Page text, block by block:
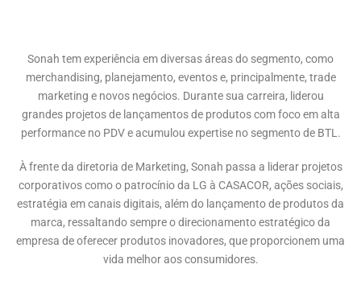
Sonah tem experiência em diversas áreas do segmento, como
merchandising, planejamento, eventos e, principalmente, trade
marketing e novos negócios. Durante sua carreira, liderou
grandes projetos de lançamentos de produtos com foco em alta
performance no PDV e acumulou expertise no segmento de BTL.
À frente da diretoria de Marketing, Sonah passa a liderar projetos
corporativos como o patrocínio da LG à CASACOR, ações sociais,
estratégia em canais digitais, além do lançamento de produtos da
marca, ressaltando sempre o direcionamento estratégico da
empresa de oferecer produtos inovadores, que proporcionem uma
vida melhor aos consumidores.